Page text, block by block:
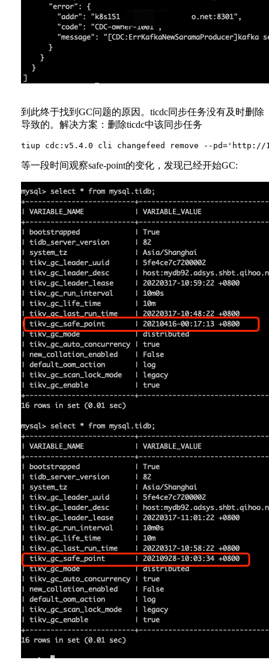
到此终于找到GC问题的原因。ticdc同步任务没有及时删除
导致的。解决方案：删除ticdc中该同步任务
等一段时间观察safe-point的变化，发现已经开始GC: